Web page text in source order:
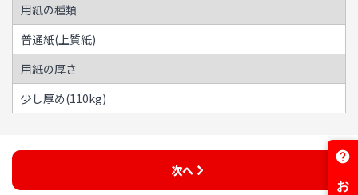
用紙の種類
普通紙(上質紙)
用紙の厚さ
少し厚め(110kg)
次へ